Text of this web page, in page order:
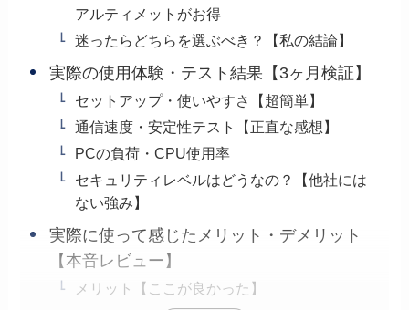
アルティメットがお得
迷ったらどちらを選ぶべき？【私の結論】
実際の使用体験・テスト結果【3ヶ月検証】
セットアップ・使いやすさ【超簡単】
通信速度・安定性テスト【正直な感想】
PCの負荷・CPU使用率
セキュリティレベルはどうなの？【他社には
ない強み】
実際に使って感じたメリット・デメリット
【本音レビュー】
メリット【ここが良かった】